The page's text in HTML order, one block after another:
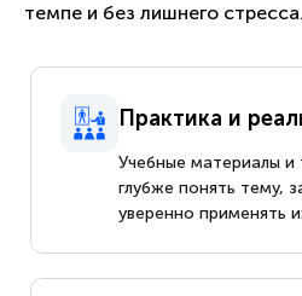
темпе и без лишнего стресса.
Практика и
Учебные материалы
глубже понять тему,
уверенно применять